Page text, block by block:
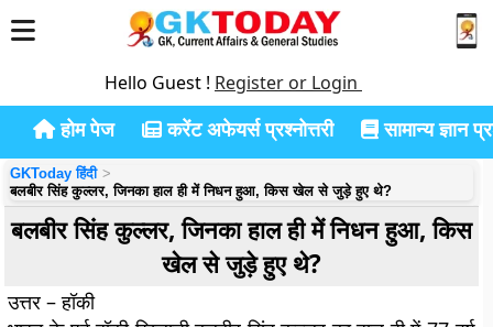
Hello Guest ! Register or Login
होम पेज करेंट अफेयर्स प्रश्नोत्तरी सामान्य ज्ञान
GKToday हिंदी
बलबीर सिंह कुल्लर, जिनका हाल ही में निधन हुआ, किस खेल से जुड़े हुए थे?
बलबीर सिंह कुल्लर, जिनका हाल ही में निधन हुआ, किस
खेल से जुड़े हुए थे?
उत्तर – हॉकी